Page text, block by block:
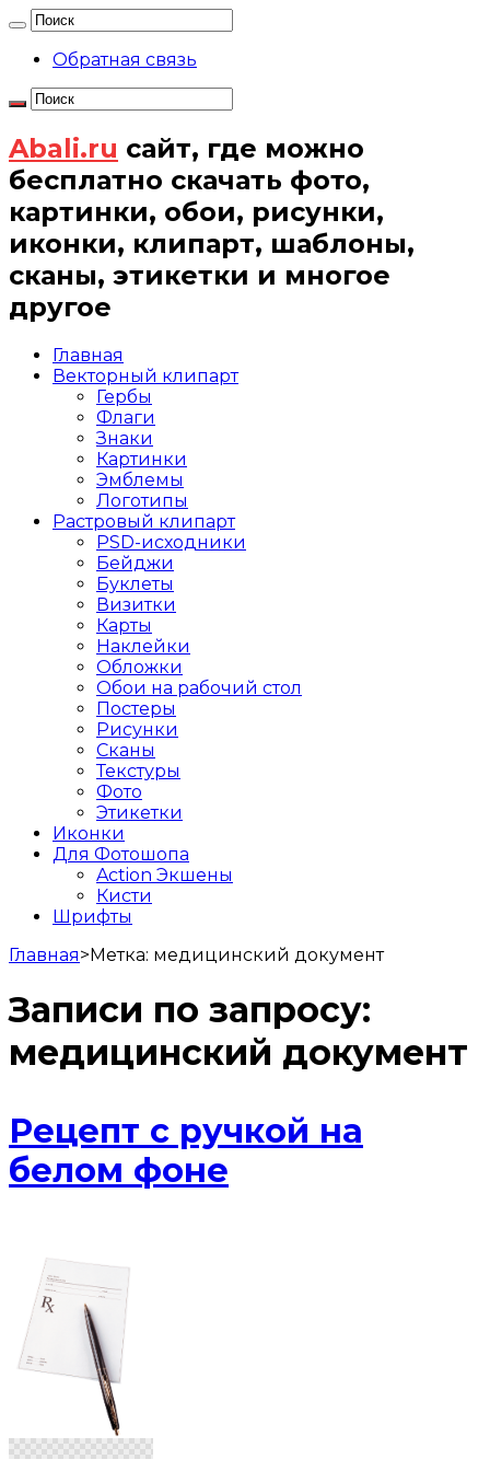
Обратная связь
Abali.ru сайт, где можно
бесплатно скачать фото,
картинки, обои, рисунки,
иконки, клипарт, шаблоны,
сканы, этикетки и многое
другое
Главная
Векторный клипарт
Гербы
Флаги
Знаки
Картинки
Эмблемы
Логотипы
Растровый клипарт
PSD-исходники
Бейджи
Буклеты
Визитки
Карты
Наклейки
Обложки
Обои на рабочий стол
Постеры
Рисунки
Сканы
Текстуры
Фото
Этикетки
Иконки
Для Фотошопа
Action Экшены
Кисти
Шрифты
Главная>Метка: медицинский документ
Записи по запросу:
медицинский документ
Рецепт с ручкой на
белом фоне